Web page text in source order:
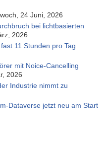
24 Juni, 2026
bei lichtbasierten
2026
11 Stunden pro Tag
mit Noice-Cancelling
2026
Industrie nimmt zu
Dataverse jetzt neu am Start